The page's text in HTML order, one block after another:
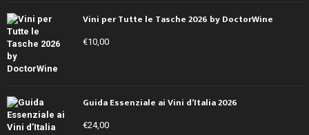
Vini per Tutte le Tasche 2026 by DoctorWine
€10,00
Guida Essenziale ai Vini d’Italia 2026
€24,00